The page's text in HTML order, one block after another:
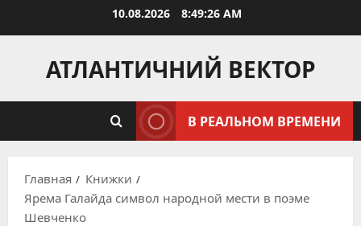
10.08.2026 8:49:27 AM
АТЛАНТИЧНИЙ ВЕКТОР
В РЕАЛЬНОМ ВРЕМЕНИ
Главная
Книжки
Ярема Галайда символ народной мести в поэме
Шевченко